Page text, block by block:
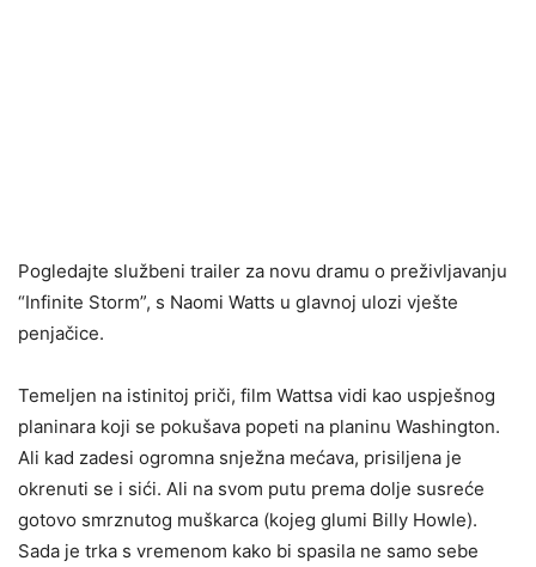
Pogledajte službeni trailer za novu dramu o preživljavanju
“Infinite Storm”, s Naomi Watts u glavnoj ulozi vješte
penjačice.
Temeljen na istinitoj priči, film Wattsa vidi kao uspješnog
planinara koji se pokušava popeti na planinu Washington.
Ali kad zadesi ogromna snježna mećava, prisiljena je
okrenuti se i sići. Ali na svom putu prema dolje susreće
gotovo smrznutog muškarca (kojeg glumi Billy Howle).
Sada je trka s vremenom kako bi spasila ne samo sebe